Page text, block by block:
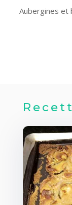
Aubergines et